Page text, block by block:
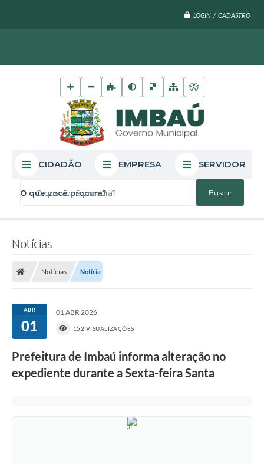
LOGIN / CADASTRO
O que você procura?
CIDADÃO EMPRESA SERVIDOR
Notícias
Notícias Notícia
ABR
01
01 ABR 2026
152 VISUALIZAÇÕES
Prefeitura de Imbaú informa alteração no
expediente durante a Sexta-feira Santa